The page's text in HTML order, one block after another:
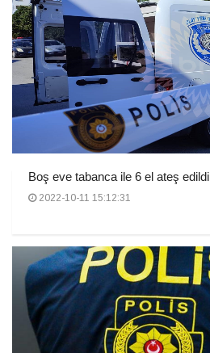
Boş eve tabanca ile 6 el ateş edildi
2022-10-11 15:12:31